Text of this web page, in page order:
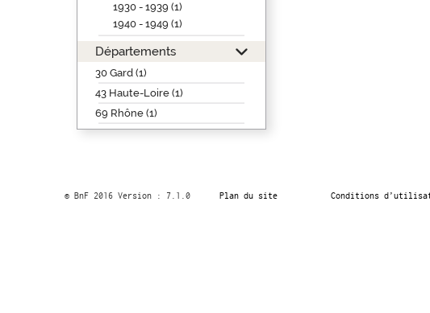
1930 - 1939 (1)
1940 - 1949 (1)
Départements
30 Gard (1)
43 Haute-Loire (1)
69 Rhône (1)
© BnF 2016 Version : 7.1.0 Plan du site Conditions